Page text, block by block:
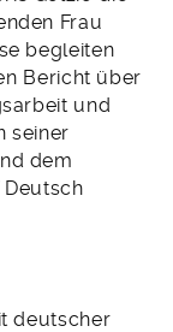
Frau
begleiten
Bericht über
und
seiner
dem
Deutsch
deutscher